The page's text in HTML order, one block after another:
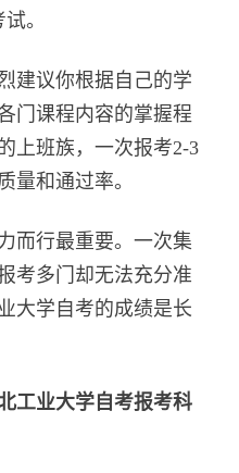
。
议你根据自己的学
门课程内容的掌握程
上班族，一次报考2-3
量和通过率。
行最重要。一次集
考多门却无法充分准
大学自考的成绩是长
工业大学自考报考科